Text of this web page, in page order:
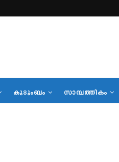
കുടുംബം സാമ്പത്തികം